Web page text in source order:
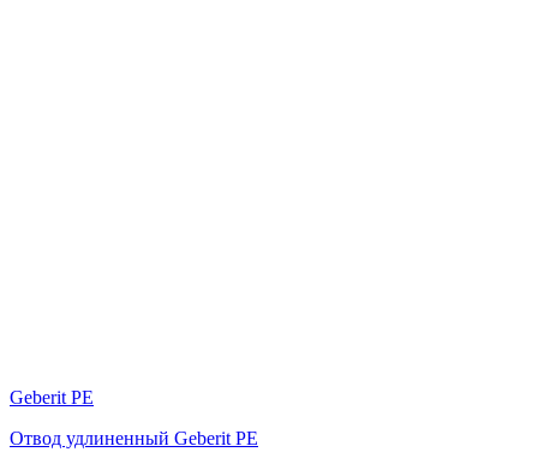
Geberit PE
Отвод удлиненный Geberit PE